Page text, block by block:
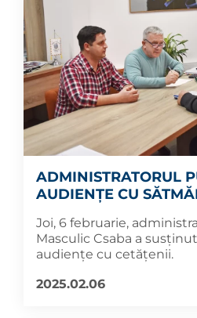
ADMINISTRATORUL
AUDIENȚE CU
Joi, 6 februarie,
Masculic Csaba a
audiențe cu cetățenii.
2025.02.06